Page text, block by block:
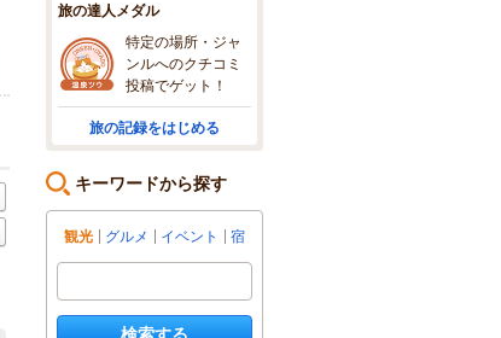
空き状況・料金を見る
旅の達人メダル
特定の場所・ジャ
ンルへのクチコミ
投稿でゲット！
旅の記録をはじめる
キーワードから探す
観光 グルメ イベント 宿
検索する